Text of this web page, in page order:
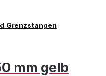
Grenzstangen
mm gelb